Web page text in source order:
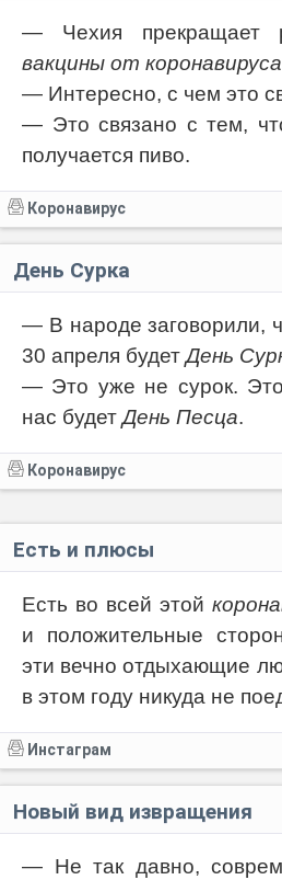
— Чехия прекращает
вакцины от коронавируса
— Интересно, с чем это
— Это связано с тем,
получается пиво.
Коронавирус
День Сурка
— В народе заговорили,
30 апреля будетДень
— Это уже не сурок.
нас будетДень Песца.
Коронавирус
Есть и плюсы
Есть во всей этой
и положительные
эти вечно отдыхающие
в этом году никуда не
Инстаграм
Новый вид извращения
— Не так давно,